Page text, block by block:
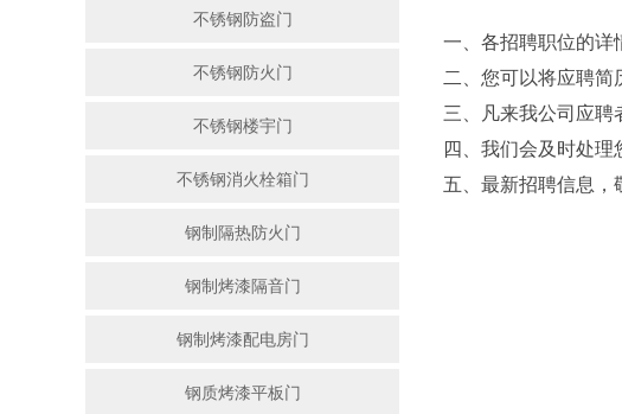
不锈钢防盗门
不锈钢防火门
不锈钢楼宇门
不锈钢消火栓箱门
钢制隔热防火门
钢制烤漆隔音门
钢制烤漆配电房门
钢质烤漆平板门
一、各招聘职位的详
二、您可以将应聘简
三、凡来我公司应聘
四、我们会及时处理
五、最新招聘信息，